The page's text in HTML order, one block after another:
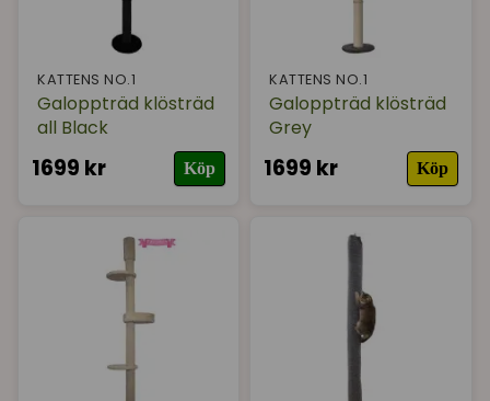
KATTENS NO.1
Galoppträd klösträd
all Black
1699 kr Köp
KATTENS NO.1
Galoppträd klösträd
Grey
1699 kr Köp